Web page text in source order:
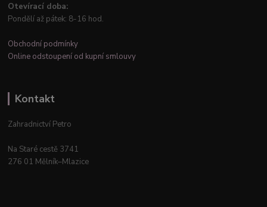
Otevírací doba:
Pondělí až pátek: 8-16 hod.
Obchodní podmínky
Online odstoupení od kupní smlouvy
Kontakt
Zahradnictví Petro
Na Staré cestě 3741
276 01 Mělník–Mlazice